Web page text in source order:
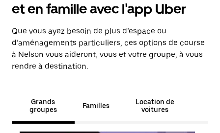
et en famille avec l'app Uber
Que vous ayez besoin de plus d’espace ou
d’aménagements particuliers, ces options de course
à Nelson vous aideront, vous et votre groupe, à vous
rendre à destination.
Grands
groupes
Familles
Location de
voitures